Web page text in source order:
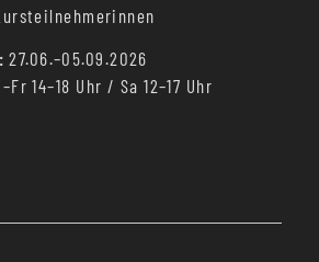
27.06.–05.09.2026
14–18 Uhr / Sa 12–17 Uhr